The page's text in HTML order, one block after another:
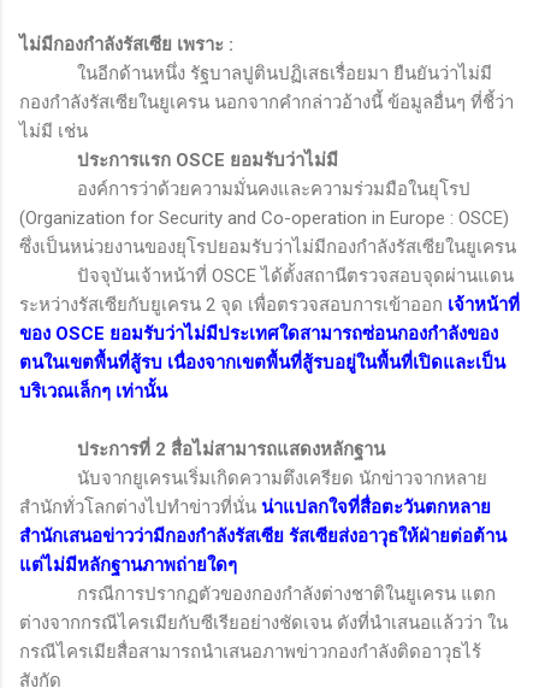
ไม่มีกองกำลังรัสเซีย เพราะ :
ในอีกด้านหนึ่ง รัฐบาลปูตินปฏิเสธเรื่อยมา ยืนยันว่าไม่มี
กองกำลังรัสเซียในยูเครน นอกจากคำกล่าวอ้างนี้ ข้อมูลอื่นๆ ที่ชี้ว่า
ไม่มี เช่น
ประการแรก OSCE ยอมรับว่าไม่มี
องค์การว่าด้วยความมั่นคงและความร่วมมือในยุโรป
(Organization for Security and Co-operation in Europe : OSCE)
ซึ่งเป็นหน่วยงานของยุโรปยอมรับว่าไม่มีกองกำลังรัสเซียในยูเครน
ปัจจุบันเจ้าหน้าที่ OSCEได้ตั้งสถานีตรวจสอบจุดผ่านแดน
ระหว่างรัสเซียกับยูเครน 2 จุด เพื่อตรวจสอบการเข้าออก เจ้าหน้าที่
ของ OSCE ยอมรับว่าไม่มีประเทศใดสามารถซ่อนกองกำลังของ
ตนในเขตพื้นที่สู้รบ เนื่องจากเขตพื้นที่สู้รบอยู่ในพื้นที่เปิดและเป็น
บริเวณเล็กๆ เท่านั้น
ประการที่ 2 สื่อไม่สามารถแสดงหลักฐาน
นับจากยูเครนเริ่มเกิดความตึงเครียด นักข่าวจากหลาย
สำนักทั่วโลกต่างไปทำข่าวที่นั่น น่าแปลกใจที่สื่อตะวันตกหลาย
สำนักเสนอข่าวว่ามีกองกำลังรัสเซีย รัสเซียส่งอาวุธให้ฝ่ายต่อต้าน
แต่ไม่มีหลักฐานภาพถ่ายใดๆ
กรณีการปรากฏตัวของกองกำลังต่างชาติในยูเครน แตก
ต่างจากกรณีไครเมียกับซีเรียอย่างชัดเจน ดังที่นำเสนอแล้วว่า ใน
กรณีไครเมียสื่อสามารถนำเสนอภาพข่าวกองกำลังติดอาวุธไร้
สังกัด